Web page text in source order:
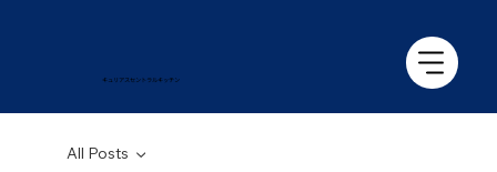
キュリアス​セントラルキッチン
All Posts